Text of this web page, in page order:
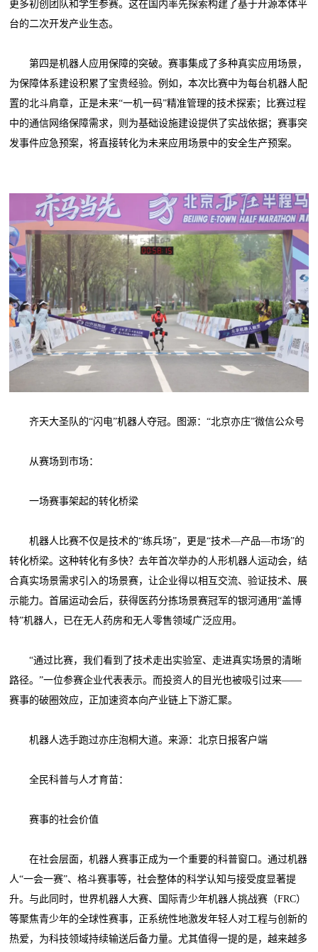
更多初创团队和学生参赛。这在国内率先探索构建了基于开源本体平
台的二次开发产业生态。
第四是机器人应用保障的突破。赛事集成了多种真实应用场景，
为保障体系建设积累了宝贵经验。例如，本次比赛中为每台机器人配
置的北斗肩章，正是未来“一机一码”精准管理的技术探索；比赛过程
中的通信网络保障需求，则为基础设施建设提供了实战依据；赛事突
发事件应急预案，将直接转化为未来应用场景中的安全生产预案。
齐天大圣队的“闪电”机器人夺冠。图源：“北京亦庄”微信公众号
从赛场到市场：
一场赛事架起的转化桥梁
机器人比赛不仅是技术的“练兵场”，更是“技术—产品—市场”的
转化桥梁。这种转化有多快？去年首次举办的人形机器人运动会，结
合真实场景需求引入的场景赛，让企业得以相互交流、验证技术、展
示能力。首届运动会后，获得医药分拣场景赛冠军的银河通用“盖博
特”机器人，已在无人药房和无人零售领域广泛应用。
“通过比赛，我们看到了技术走出实验室、走进真实场景的清晰
路径。”一位参赛企业代表表示。而投资人的目光也被吸引过来——
赛事的破圈效应，正加速资本向产业链上下游汇聚。
机器人选手跑过亦庄泡桐大道。来源：北京日报客户端
全民科普与人才育苗：
赛事的社会价值
在社会层面，机器人赛事正成为一个重要的科普窗口。通过机器
人“一会一赛”、格斗赛事等，社会整体的科学认知与接受度显著提
升。与此同时，世界机器人大赛、国际青少年机器人挑战赛（FRC）
等聚焦青少年的全球性赛事，正系统性地激发年轻人对工程与创新的
热爱，为科技领域持续输送后备力量。尤其值得一提的是，越来越多